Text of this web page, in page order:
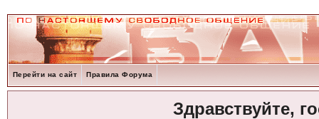
Перейти на сайт Правила Форума
Здравствуйте,